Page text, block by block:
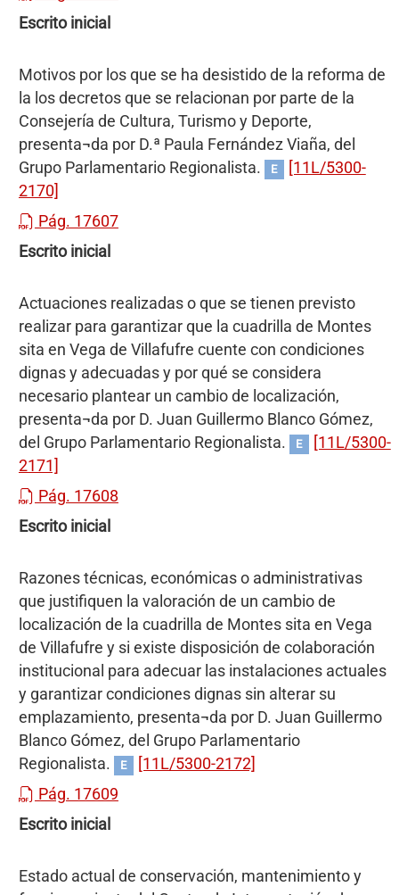
Escrito inicial
Motivos por los que se ha desistido de la reforma de
la los decretos que se relacionan por parte de la
Consejería de Cultura, Turismo y Deporte,
presenta¬da por D.ª Paula Fernández Viaña, del
Grupo Parlamentario Regionalista.
E
[11L/5300-
2170]
Pág. 17607
Escrito inicial
Actuaciones realizadas o que se tienen previsto
realizar para garantizar que la cuadrilla de Montes
sita en Vega de Villafufre cuente con condiciones
dignas y adecuadas y por qué se considera
necesario plantear un cambio de localización,
presenta¬da por D. Juan Guillermo Blanco Gómez,
del Grupo Parlamentario Regionalista.
E
[11L/5300-
2171]
Pág. 17608
Escrito inicial
Razones técnicas, económicas o administrativas
que justifiquen la valoración de un cambio de
localización de la cuadrilla de Montes sita en Vega
de Villafufre y si existe disposición de colaboración
institucional para adecuar las instalaciones actuales
y garantizar condiciones dignas sin alterar su
emplazamiento, presenta¬da por D. Juan Guillermo
Blanco Gómez, del Grupo Parlamentario
Regionalista.
E
[11L/5300-2172]
Pág. 17609
Escrito inicial
Estado actual de conservación, mantenimiento y